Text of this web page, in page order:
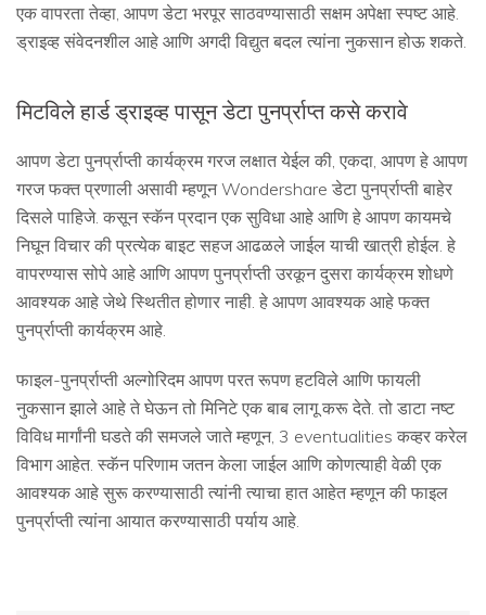
एक वापरता तेव्हा, आपण डेटा भरपूर साठवण्यासाठी सक्षम अपेक्षा स्पष्ट आहे.
ड्राइव्ह संवेदनशील आहे आणि अगदी विद्युत बदल त्यांना नुकसान होऊ शकते.
मिटविले हार्ड ड्राइव्ह पासून डेटा पुनर्प्राप्त कसे करावे
आपण डेटा पुनर्प्राप्ती कार्यक्रम गरज लक्षात येईल की, एकदा, आपण हे आपण
गरज फक्त प्रणाली असावी म्हणून Wondershare डेटा पुनर्प्राप्ती बाहेर
दिसले पाहिजे. कसून स्कॅन प्रदान एक सुविधा आहे आणि हे आपण कायमचे
निघून विचार की प्रत्येक बाइट सहज आढळले जाईल याची खात्री होईल. हे
वापरण्यास सोपे आहे आणि आपण पुनर्प्राप्ती उरकून दुसरा कार्यक्रम शोधणे
आवश्यक आहे जेथे स्थितीत होणार नाही. हे आपण आवश्यक आहे फक्त
पुनर्प्राप्ती कार्यक्रम आहे.
फाइल-पुनर्प्राप्ती अल्गोरिदम आपण परत रूपण हटविले आणि फायली
नुकसान झाले आहे ते घेऊन तो मिनिटे एक बाब लागू करू देते. तो डाटा नष्ट
विविध मार्गांनी घडते की समजले जाते म्हणून, 3 eventualities कव्हर करेल
विभाग आहेत. स्कॅन परिणाम जतन केला जाईल आणि कोणत्याही वेळी एक
आवश्यक आहे सुरू करण्यासाठी त्यांनी त्याचा हात आहेत म्हणून की फाइल
पुनर्प्राप्ती त्यांना आयात करण्यासाठी पर्याय आहे.